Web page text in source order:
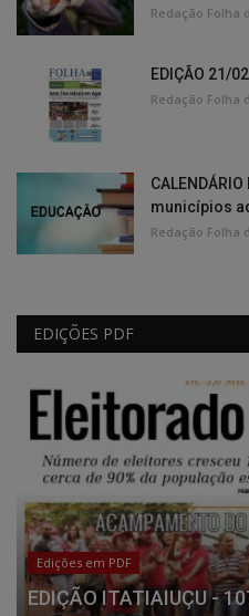
Redação Folha
EDIÇÃO 21/02
Redação Folha
municípios
Redação Folha
EDIÇÕES PDF
Edições em PDF
EDIÇÃO ITATIAIUÇU -